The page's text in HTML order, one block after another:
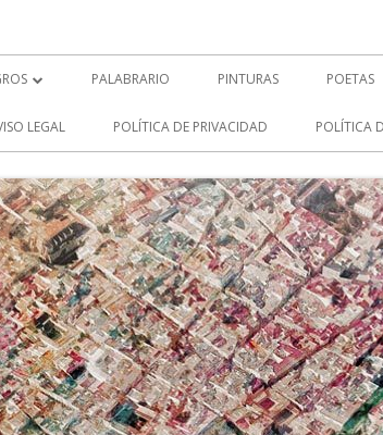
(2)
PALABRARIO PINTURAS POETAS
LEGAL POLÍTICA DE PRIVACIDAD POLÍTICA